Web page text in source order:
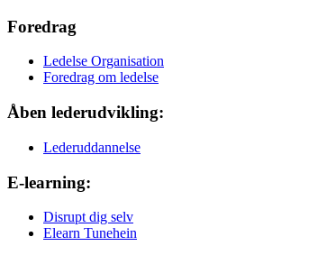
Foredrag
Ledelse Organisation
Foredrag om ledelse
Åben lederudvikling:
Lederuddannelse
E-learning:
Disrupt dig selv
Elearn Tunehein